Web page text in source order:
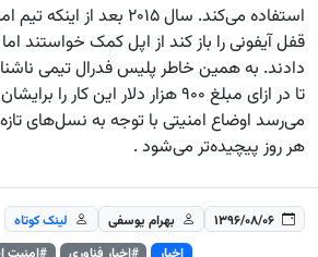
استفاده می‌کند. سال ۲۰۱۵
قفل آیفونی را باز کند از اپل کمک خواستند
دادند. به همین خاطر پلیس فدرال تیمی
تا در ازای مبلغ ۹۰۰ هزار دلار این
می‌رسد اوضاع امنیتی با توجه به نسل‌های
هر روز پیچیده‌تر می‌شود .
۱۳۹۶/۰۸/۰۶ بهرام یوسفی
لینک کوتاه